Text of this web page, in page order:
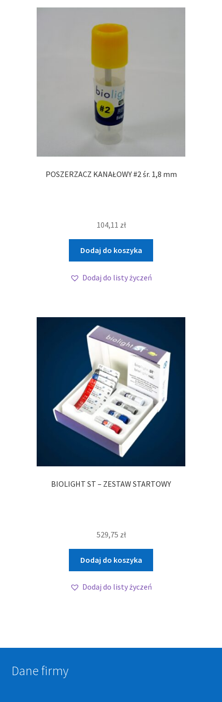
POSZERZACZ KANAŁOWY #2 śr. 1,8 mm
104,11 zł
Dodaj do koszyka
Dodaj do listy życzeń
BIOLIGHT ST – ZESTAW STARTOWY
529,75 zł
Dodaj do koszyka
Dodaj do listy życzeń
Dane firmy